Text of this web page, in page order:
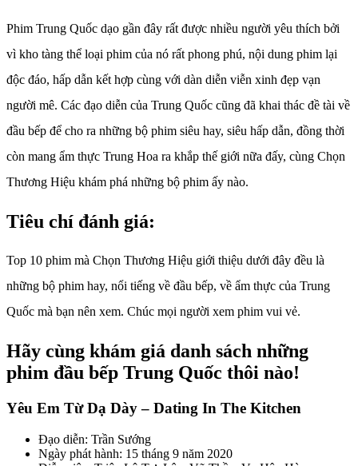
Phim Trung Quốc dạo gần đây rất được nhiều người yêu thích bởi
vì kho tàng thể loại phim của nó rất phong phú, nội dung phim lại
độc đáo, hấp dẫn kết hợp cùng với dàn diễn viễn xinh đẹp vạn
người mê. Các đạo diễn của Trung Quốc cũng đã khai thác đề tài về
đầu bếp để cho ra những bộ phim siêu hay, siêu hấp dẫn, đồng thời
còn mang ẩm thực Trung Hoa ra khắp thế giới nữa đấy, cùng Chọn
Thương Hiệu khám phá những bộ phim ấy nào.
Tiêu chí đánh giá:
Top 10 phim mà Chọn Thương Hiệu giới thiệu dưới đây đều là
những bộ phim hay, nổi tiếng về đầu bếp, về ẩm thực của Trung
Quốc mà bạn nên xem. Chúc mọi người xem phim vui vẻ.
Hãy cùng khám giá danh sách những
phim đầu bếp Trung Quốc thôi nào!
Yêu Em Từ Dạ Dày – Dating In The Kitchen
Đạo diễn: Trần Sướng
Ngày phát hành: 15 tháng 9 năm 2020